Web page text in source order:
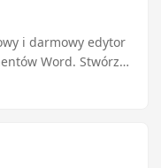
i darmowy edytor
Word. Stwórz
z naszego